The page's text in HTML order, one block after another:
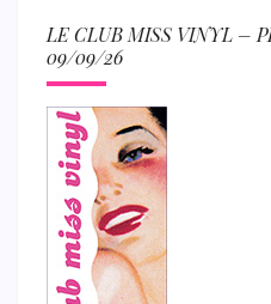
LE CLUB MISS VINYL –
09/09/26